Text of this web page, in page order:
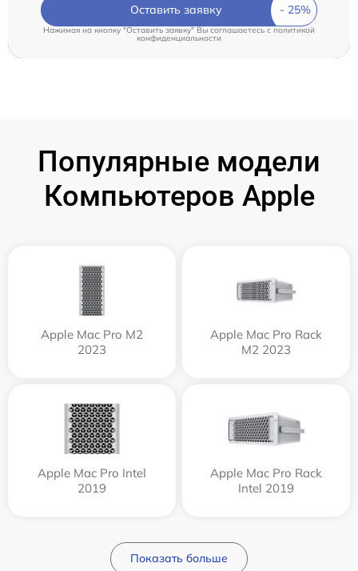
Оставить заявку
Нажимая на кнопку "Оставить заявку" Вы соглашаетесь cполитикой
конфиденциальности
Популярные модели
Компьютеров Apple
Apple Mac Pro M2
2023
Apple Mac Pro Rack
M2 2023
Apple Mac Pro Intel
2019
Apple Mac Pro Rack
Intel 2019
Показать больше